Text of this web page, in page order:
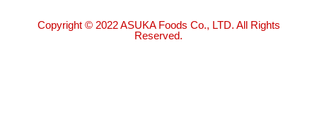
Copyright © 2022 ASUKA Foods Co., LTD. All Rights
Reserved.